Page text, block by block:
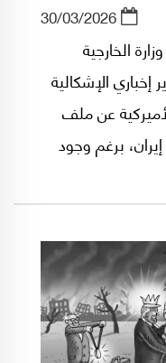
30/03/2026
الخارجية
إخباري الإشكالية
عن ملف
برغم وجود
الكثير من
أدوار
وستيف
باراك (في